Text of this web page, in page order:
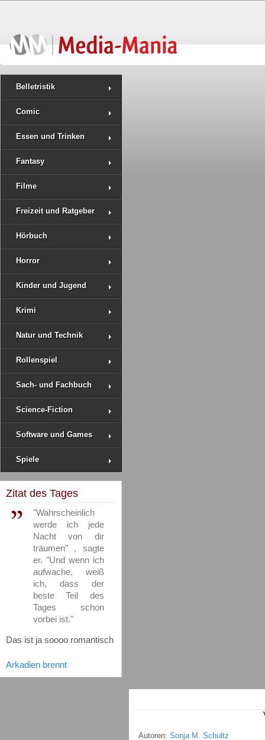
Belletristik
Comic
Essen und Trinken
Fantasy
Filme
Freizeit und Ratgeber
Hörbuch
Horror
Kinder und Jugend
Krimi
Natur und Technik
Rollenspiel
Sach- und Fachbuch
Science-Fiction
Software und Games
Spiele
Zitat des Tages
"Wahrscheinlich
werde ich jede
Nacht von dir
träumen" , sagte
er. "Und wenn ich
aufwache, weiß
ich, dass der
beste Teil des
Tages schon
vorbei ist."
Das ist ja soooo romantisch
Arkadien brennt
Autoren: Sonja M. Schultz